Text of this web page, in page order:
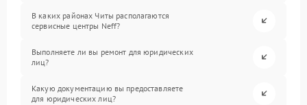
В каких районах Читы располагаются
сервисные центры Neff?
Выполняете ли вы ремонт для юридических
лиц?
Какую документацию вы предоставляете
для юридических лиц?